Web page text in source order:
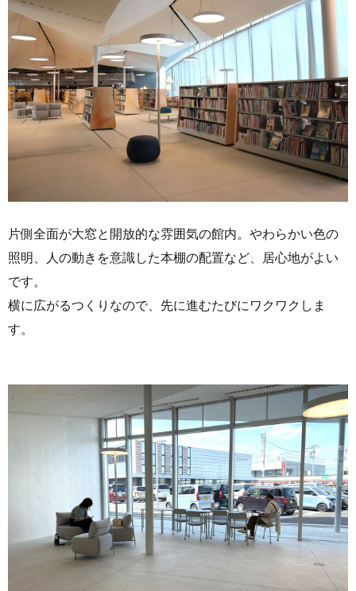
片側全面が大窓と開放的な雰囲気の館内。やわらかい色の
照明、人の動きを意識した本棚の配置など、居心地がよい
です。
横に広がるつくりなので、先に進むたびにワクワクしま
す。